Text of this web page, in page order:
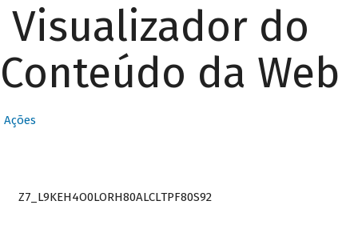
Visualizador do
Conteúdo da Web
Ações
Z7_L9KEH4O0LORH80ALCLTPF80S92